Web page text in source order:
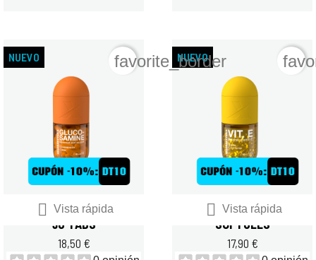
 Vista rápida
QUAMTRAX GLUCOSAMINE
90 TABS
18,50 €
NUEVO favorite_border
 Vista rápida
QUAMTRAX VITAMIN E 90
SOFTGELS
17,90 €
NUEVO